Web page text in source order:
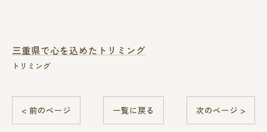
三重県で心を込めたトリミング
トリミング
< 前のページ 一覧に戻る 次のページ >